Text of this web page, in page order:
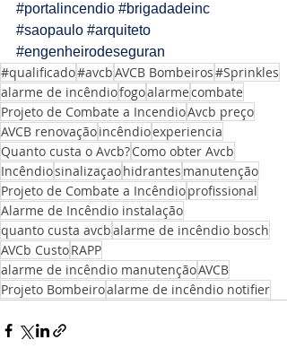
#portalincendio #brigadadeinc
#saopaulo #arquiteto
#engenheirodeseguran
#qualificado#avcbAVCB Bombeiros#Sprinkles
alarme de incêndiofogoalarmecombate
Projeto de Combate a IncendioAvcb preço
AVCB renovaçãoincêndioexperiencia
Quanto custa o Avcb?Como obter Avcb
Incêndiosinalizaçaohidrantes manutenção
Projeto de Combate a Incêndioprofissional
Alarme de Incêndio instalação
quanto custa avcbalarme de incêndio bosch
AVCb CustoRAPP
alarme de incêndio manutençãoAVCB
Projeto Bombeiroalarme de incêndio notifier